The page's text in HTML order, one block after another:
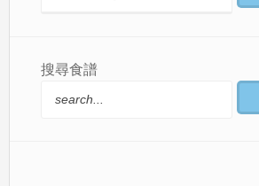
搜尋食譜